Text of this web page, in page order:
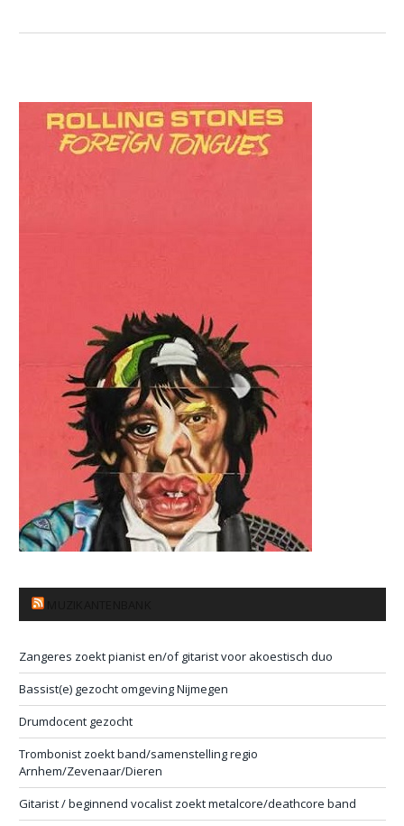
Zangeres zoekt pianist en/of gitarist voor akoestisch duo
Bassist(e) gezocht omgeving Nijmegen
Drumdocent gezocht
Trombonist zoekt band/samenstelling regio
Arnhem/Zevenaar/Dieren
Gitarist / beginnend vocalist zoekt metalcore/deathcore band